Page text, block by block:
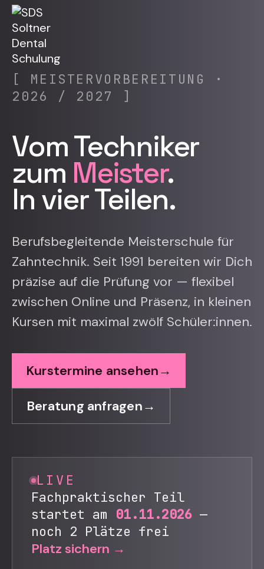
[ MEISTERVORBEREITUNG ·
2026 / 2027 ]
Vom Techniker
zum Meister.
In vier Teilen.
Berufsbegleitende Meisterschule für
Zahntechnik. Seit 1991 bereiten wir Dich
präzise auf die Prüfung vor — flexibel
zwischen Online und Präsenz, in kleinen
Kursen mit maximal zwölf Schüler:innen.
Kurstermine ansehen→
Beratung anfragen→
LIVE
Fachpraktischer Teil
startet am 01.11.2026 —
noch 2 Plätze frei
Platz sichern →